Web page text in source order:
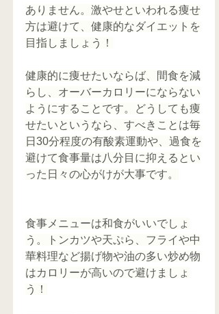
ありません。激やせといわれる痩せ
方は避けて、健康的なダイエットを
目指しましょう！
健康的に痩せたいならば、間食を減
らし、オーバーカロリーにならない
ようにすることです。どうしても痩
せたいというなら、すべきことは毎
日30分程度の有酸素運動や、過食を
避けて食事量は八分目に抑えるとい
った日々の心がけが大事です。
食事メニューは和食がいいでしょ
う。トンカツや天ぷら、フライや中
華料理など揚げ物や油の多い炒め物
はカロリーが高いので避けましょ
う！